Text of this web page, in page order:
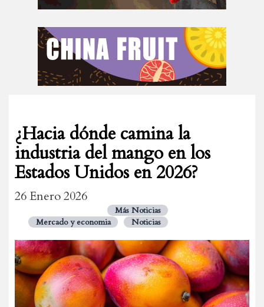
¿Hacia dónde camina la
industria del mango en los
Estados Unidos en 2026?
26 Enero 2026
Más Noticias
Mercado y economia
Noticias